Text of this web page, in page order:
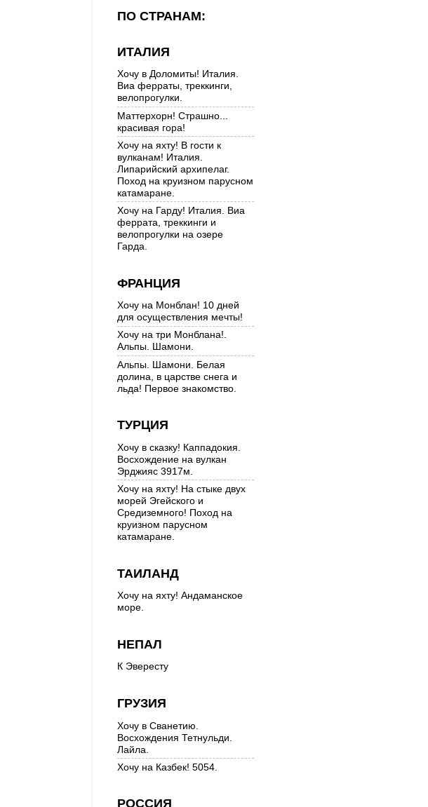
ПО СТРАНАМ:
ИТАЛИЯ
Хочу в Доломиты! Италия.
Виа ферраты, треккинги,
велопрогулки.
Маттерхорн! Страшно...
красивая гора!
Хочу на яхту! В гости к
вулканам! Италия.
Липарийский архипелаг.
Поход на круизном парусном
катамаране.
Хочу на Гарду! Италия. Виа
феррата, треккинги и
велопрогулки на озере
Гарда.
ФРАНЦИЯ
Хочу на Монблан! 10 дней
для осуществления мечты!
Хочу на три Монблана!.
Альпы. Шамони.
Альпы. Шамони. Белая
долина, в царстве снега и
льда! Первое знакомство.
ТУРЦИЯ
Хочу в сказку! Каппадокия.
Восхождение на вулкан
Эрджияс 3917м.
Хочу на яхту! На стыке двух
морей Эгейского и
Средиземного! Поход на
круизном парусном
катамаране.
ТАИЛАНД
Хочу на яхту! Андаманское
море.
НЕПАЛ
К Эвересту
ГРУЗИЯ
Хочу в Сванетию.
Восхождения Тетнульди.
Лайла.
Хочу на Казбек! 5054.
РОССИЯ